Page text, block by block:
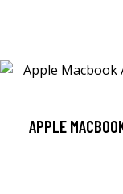
APPLE